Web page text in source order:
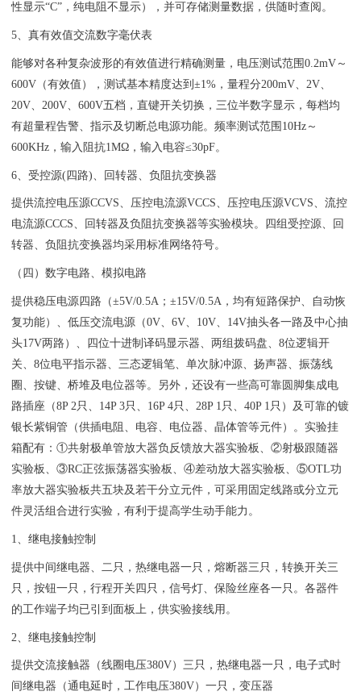
性显示“C”，纯电阻不显示），并可存储测量数据，供随时查阅。
5、真有效值交流数字毫伏表
能够对各种复杂波形的有效值进行精确测量，电压测试范围0.2mV～
600V（有效值），测试基本精度达到±1%，量程分200mV、2V、
20V、200V、600V五档，直键开关切换，三位半数字显示，每档均
有超量程告警、指示及切断总电源功能。频率测试范围10Hz～
600KHz，输入阻抗1MΩ，输入电容≤30pF。
6、受控源(四路)、回转器、负阻抗变换器
提供流控电压源CCVS、压控电流源VCCS、压控电压源VCVS、流控
电流源CCCS、回转器及负阻抗变换器等实验模块。四组受控源、回
转器、负阻抗变换器均采用标准网络符号。
（四）数字电路、模拟电路
提供稳压电源四路（±5V/0.5A；±15V/0.5A，均有短路保护、自动恢
复功能）、低压交流电源（0V、6V、10V、14V抽头各一路及中心抽
头17V两路）、四位十进制译码显示器、两组拨码盘、8位逻辑开
关、8位电平指示器、三态逻辑笔、单次脉冲源、扬声器、振荡线
圈、按键、桥堆及电位器等。另外，还设有一些高可靠圆脚集成电
路插座（8P 2只、14P 3只、16P 4只、28P 1只、40P 1只）及可靠的镀
银长紫铜管（供插电阻、电容、电位器、晶体管等元件）。实验挂
箱配有：①共射极单管放大器负反馈放大器实验板、②射极跟随器
实验板、③RC正弦振荡器实验板、④差动放大器实验板、⑤OTL功
率放大器实验板共五块及若干分立元件，可采用固定线路或分立元
件灵活组合进行实验，有利于提高学生动手能力。
1、继电接触控制
提供中间继电器、二只，热继电器一只，熔断器三只，转换开关三
只，按钮一只，行程开关四只，信号灯、保险丝座各一只。各器件
的工作端子均已引到面板上，供实验接线用。
2、继电接触控制
提供交流接触器（线圈电压380V）三只，热继电器一只，电子式时
间继电器（通电延时，工作电压380V）一只，变压器